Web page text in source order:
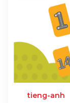
tieng-anh